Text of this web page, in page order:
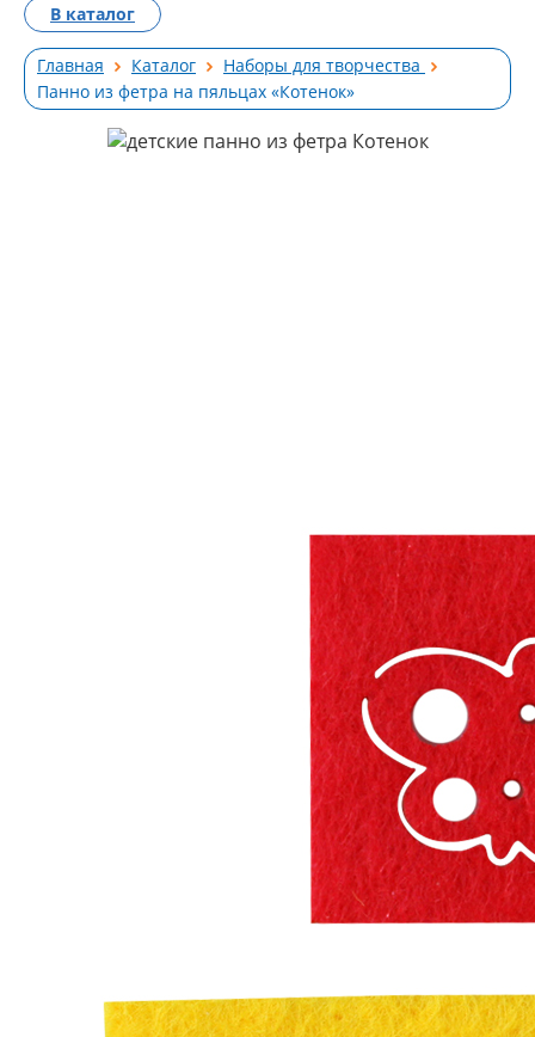
Главная Каталог
Наборы для творчества
Панно из фетра на пяльцах «Котенок»
В каталог